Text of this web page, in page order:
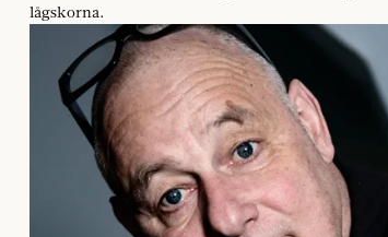
lågskorna.